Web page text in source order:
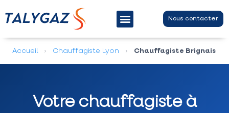
Nous contacter
Accueil › Chauffagiste Lyon › Chauffagiste Brignais
Votre chauffagiste à